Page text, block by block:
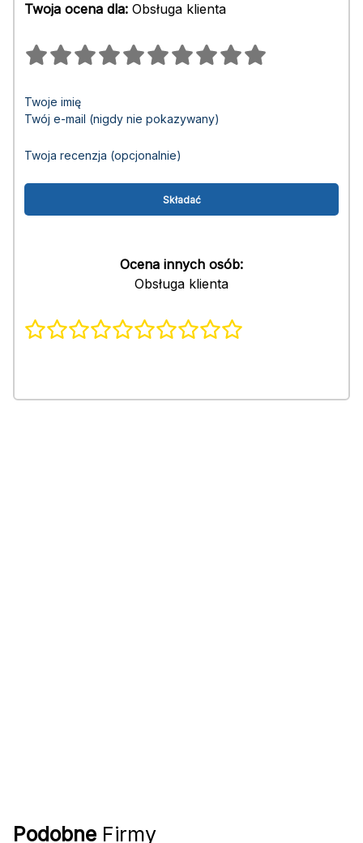
Twoja ocena dla: Obsługa klienta
Twoje imię
Twój e-mail (nigdy nie pokazywany)
Twoja recenzja (opcjonalnie)
Ocena innych osób:
Obsługa klienta
Podobne Firmy